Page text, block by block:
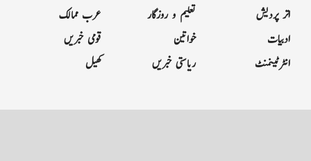
اتر پردیش
ادبیات
انٹرٹینمنٹ
تعلیم و روزگار
خواتین
ریاستی خبریں
عرب ممالک
قومی خبریں
کھیل